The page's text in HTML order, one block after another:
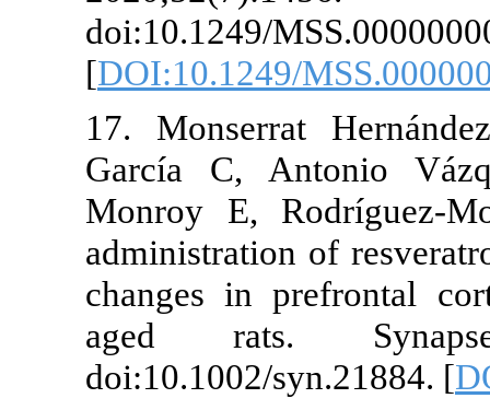
doi:10.1249/
[
17.
García C,
Monroy E,
changes in
aged rats.
doi:10.1002/